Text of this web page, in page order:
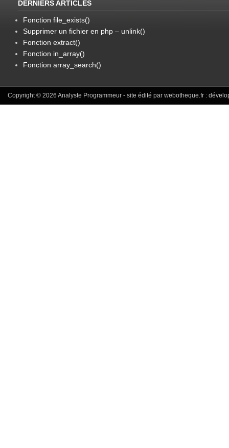
DERNIERS ARTICLES
Fonction file_exists()
Supprimer un fichier en php – unlink()
Fonction extract()
Fonction in_array()
Fonction array_search()
Copyright © 2026 Analyste Programmeur - site édité par webotheque.fr :